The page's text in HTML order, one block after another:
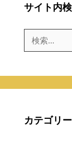
サイト内
索:
カテゴリー